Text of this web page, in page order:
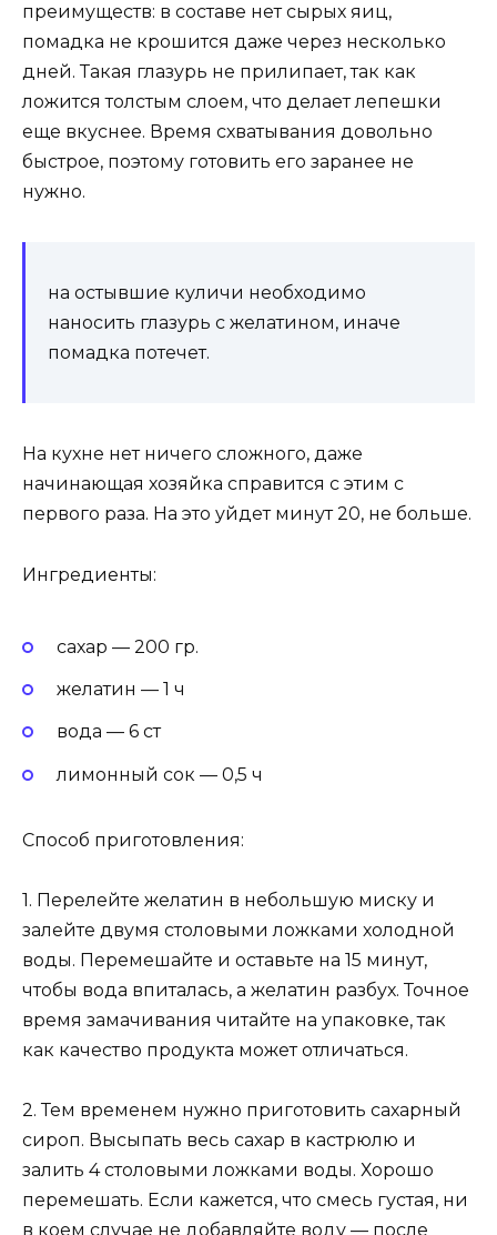
преимуществ: в составе нет сырых яиц,
помадка не крошится даже через несколько
дней. Такая глазурь не прилипает, так как
ложится толстым слоем, что делает лепешки
еще вкуснее. Время схватывания довольно
быстрое, поэтому готовить его заранее не
нужно.
на остывшие куличи необходимо
наносить глазурь с желатином, иначе
помадка потечет.
На кухне нет ничего сложного, даже
начинающая хозяйка справится с этим с
первого раза. На это уйдет минут 20, не больше.
Ингредиенты:
сахар — 200 гр.
желатин — 1 ч
вода — 6 ст
лимонный сок — 0,5 ч
Способ приготовления:
1. Перелейте желатин в небольшую миску и
залейте двумя столовыми ложками холодной
воды. Перемешайте и оставьте на 15 минут,
чтобы вода впиталась, а желатин разбух. Точное
время замачивания читайте на упаковке, так
как качество продукта может отличаться.
2. Тем временем нужно приготовить сахарный
сироп. Высыпать весь сахар в кастрюлю и
залить 4 столовыми ложками воды. Хорошо
перемешать. Если кажется, что смесь густая, ни
в коем случае не добавляйте воду — после